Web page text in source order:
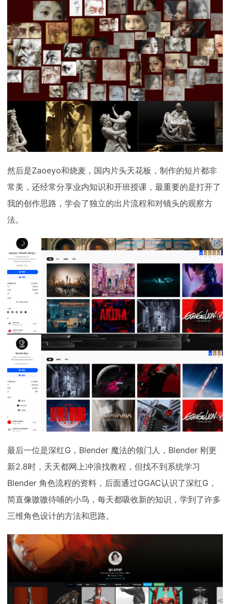
然后是Zaoeyo和烧麦，国内片头天花板，制作的短片都非
常美，还经常分享业内知识和开班授课，最重要的是打开了
我的创作思路，学会了独立的出片流程和对镜头的观察方
法。
最后一位是深红G，Blender 魔法的领门人，Blender 刚更
新2.8时，天天都网上冲浪找教程，但找不到系统学习
Blender 角色流程的资料，后面通过GGAC认识了深红G，
简直像嗷嗷待哺的小鸟，每天都吸收新的知识，学到了许多
三维角色设计的方法和思路。